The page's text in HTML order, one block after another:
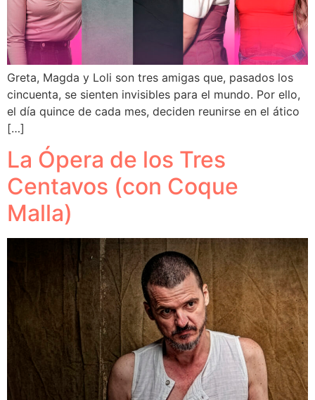
Greta, Magda y Loli son tres amigas que, pasados los
cincuenta, se sienten invisibles para el mundo. Por ello,
el día quince de cada mes, deciden reunirse en el ático
[…]
La Ópera de los Tres
Centavos (con Coque
Malla)